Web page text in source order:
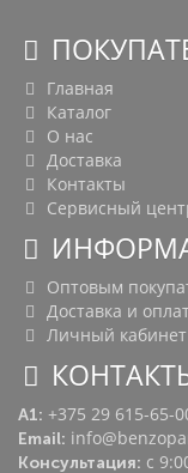
Главная
Каталог
О нас
Доставка
Контакты
Сервисный
Оптовым
Доставка и
Личный кабинет
A1: +375 29 615-65-
Email:
Консультация: с